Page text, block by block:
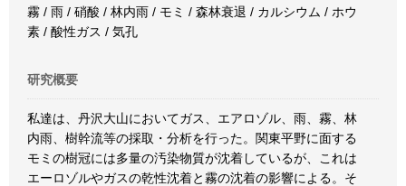
霧 / 雨 / 硝酸 / 林内雨 / モミ / 森林衰退 / カルシウム / ホウ
素 / 酸性ガス / 気孔
研究概要
私達は、丹沢大山においてガス、エアロゾル、雨、霧、林
内雨、樹幹流等の採取・分析を行った。関東平野に面する
モミの樹冠には多量の汚染物質が沈着しているが、これは
エーロゾルやガスの乾性沈着と霧の沈着の影響による。そ